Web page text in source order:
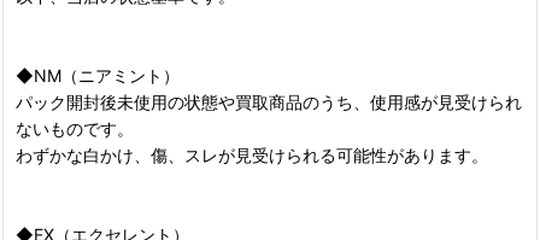
◆NM（ニアミント）
パック開封後未使用の状態や買取商品のうち、使用感が見受けられ
ないものです。
わずかな白かけ、傷、スレが見受けられる可能性があります。
◆EX（エクセレント）